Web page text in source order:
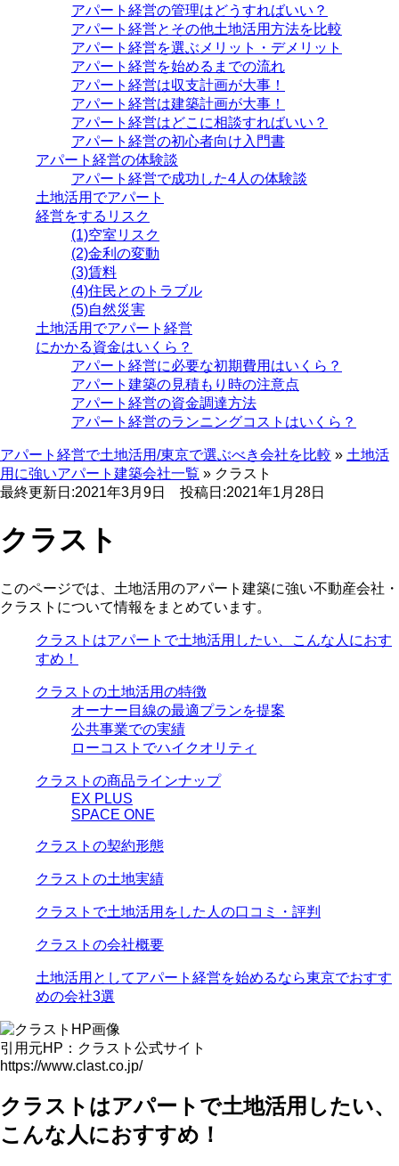
アパート経営の管理はどうすればいい？
アパート経営とその他土地活用方法を比較
アパート経営を選ぶメリット・デメリット
アパート経営を始めるまでの流れ
アパート経営は収支計画が大事！
アパート経営は建築計画が大事！
アパート経営はどこに相談すればいい？
アパート経営の初心者向け入門書
アパート経営の体験談
アパート経営で成功した4人の体験談
土地活用でアパート
経営をするリスク
(1)空室リスク
(2)金利の変動
(3)賃料
(4)住民とのトラブル
(5)自然災害
土地活用でアパート経営
にかかる資金はいくら？
アパート経営に必要な初期費用はいくら？
アパート建築の見積もり時の注意点
アパート経営の資金調達方法
アパート経営のランニングコストはいくら？
アパート経営で土地活用/東京で選ぶべき会社を比較 » 土地活
用に強いアパート建築会社一覧 » クラスト
最終更新日:2021年3月9日
投稿日:2021年1月28日
クラスト
このページでは、土地活用のアパート建築に強い不動産会社・
クラストについて情報をまとめています。
クラストはアパートで土地活用したい、こんな人におす
すめ！
クラストの土地活用の特徴
オーナー目線の最適プランを提案
公共事業での実績
ローコストでハイクオリティ
クラストの商品ラインナップ
EX PLUS
SPACE ONE
クラストの契約形態
クラストの土地実績
クラストで土地活用をした人の口コミ・評判
クラストの会社概要
土地活用としてアパート経営を始めるなら東京でおすす
めの会社3選
引用元HP：クラスト公式サイト
https://www.clast.co.jp/
クラストはアパートで土地活用したい、
こんな人におすすめ！